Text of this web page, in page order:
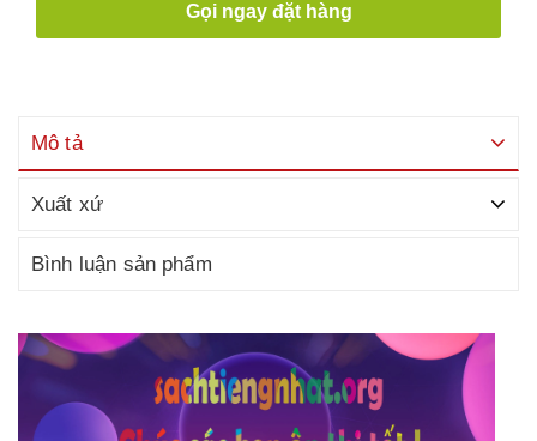
Gọi ngay đặt hàng
Mô tả
Xuất xứ
Bình luận sản phẩm